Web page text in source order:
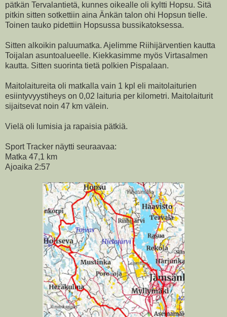
pätkän Tervalantietä, kunnes oikealle oli kyltti Hopsu. Sitä
pitkin sitten sotkettiin aina Änkän talon ohi Hopsun tielle.
Toinen tauko pidettiin Hopsussa bussikatoksessa.
Sitten alkoikin paluumatka. Ajelimme Riihijärventien kautta
Toijalan asuntoalueelle. Kiekkasimme myös Virtasalmen
kautta. Sitten suorinta tietä polkien Pispalaan.
Maitolaitureita oli matkalla vain 1 kpl eli maitolaiturien
esiintyvyystiheys on 0,02 laituria per kilometri. Maitolaiturit
sijaitsevat noin 47 km välein.
Vielä oli lumisia ja rapaisia pätkiä.
Sport Tracker näytti seuraavaa:
Matka 47,1 km
Ajoaika 2:57